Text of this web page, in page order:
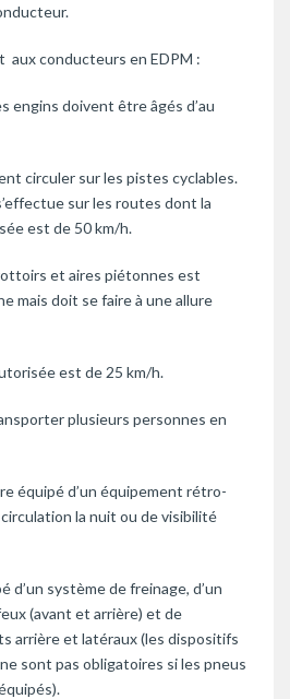
aux conducteurs en EDPM :
engins doivent être âgés d’au
circuler sur les pistes cyclables.
sur les routes dont la
est de 50 km/h.
et aires piétonnes est
mais doit se faire à une allure
est de 25 km/h.
plusieurs personnes en
équipé d’un équipement rétro-
la nuit ou de visibilité
d’un système de freinage, d’un
(avant et arrière) et de
arrière et latéraux (les dispositifs
sont pas obligatoires si les pneus